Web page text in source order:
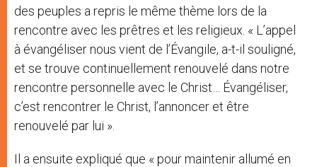
des peuples a repris le même thème lors de la
rencontre avec les prêtres et les religieux. « L’appel
à évangéliser nous vient de l’Évangile, a-t-il souligné,
et se trouve continuellement renouvelé dans notre
rencontre personnelle avec le Christ… Évangéliser,
c’est rencontrer le Christ, l’annoncer et être
renouvelé par lui ».
Il a ensuite expliqué que « pour maintenir allumé en